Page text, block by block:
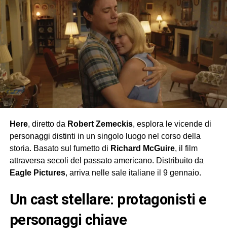
Here, diretto da Robert Zemeckis, esplora le vicende di
personaggi distinti in un singolo luogo nel corso della
storia. Basato sul fumetto di Richard McGuire, il film
attraversa secoli del passato americano. Distribuito da
Eagle Pictures, arriva nelle sale italiane il 9 gennaio.
un cast stellare: protagonisti e
personaggi chiave